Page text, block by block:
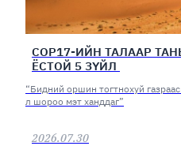
COP17-ИЙН ТАЛААР
ЁСТОЙ 5 ЗҮЙЛ
“Бидний оршин тогтнохуй
л шороо мэт ханддаг”
2026.07.30